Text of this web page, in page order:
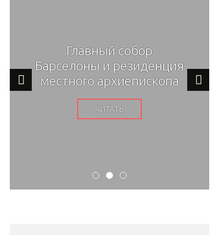
Главный собор
Барселоны и резиденция
местного архиепископа
ЧИТАТЬ